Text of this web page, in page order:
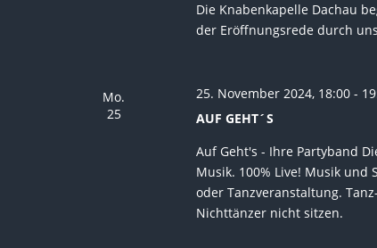
Die Knabenkapelle Dachau
der Eröffnungsrede durch
Mo.
25
AUF GEHT´S
25. November 2024, 18:00-
Auf Geht's - Ihre Partyband
Musik. 100% Live! Musik und
oder Tanzveranstaltung.
Nichttänzer nicht sitzen.